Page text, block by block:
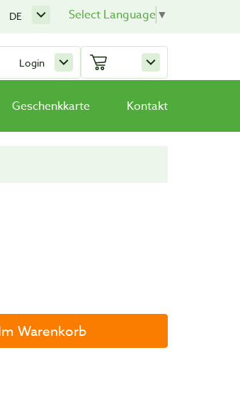
Select Language▼
DE
Login
Geschenkkarte Kontakt
Warenkorb